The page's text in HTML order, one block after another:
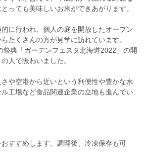
っても美味しいお米ができあがります。
に行われ、個人の庭を開放したオープン
たくさんの方が見学に訪れています。
祭典「ガーデンフェスタ北海道2022」の開
人で賑わいました。
や空港から近いという利便性や豊かな水
工場など食品関連企業の立地も進んでい
すすめします。調理後、冷凍保存も可